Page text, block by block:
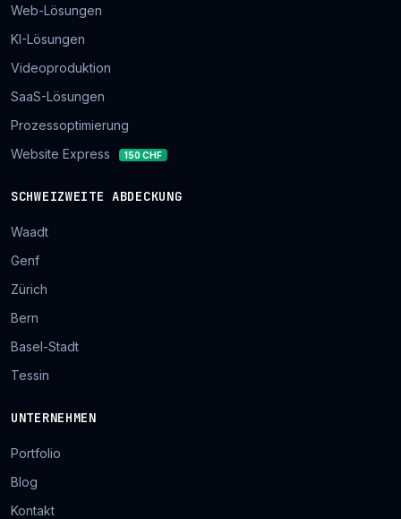
Web-Lösungen
KI-Lösungen
Videoproduktion
SaaS-Lösungen
Prozessoptimierung
Website Express
150 CHF
SCHWEIZWEITE ABDECKUNG
Waadt
Genf
Zürich
Bern
Basel-Stadt
Tessin
UNTERNEHMEN
Portfolio
Blog
Kontakt